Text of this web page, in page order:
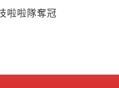
啦啦隊奪冠